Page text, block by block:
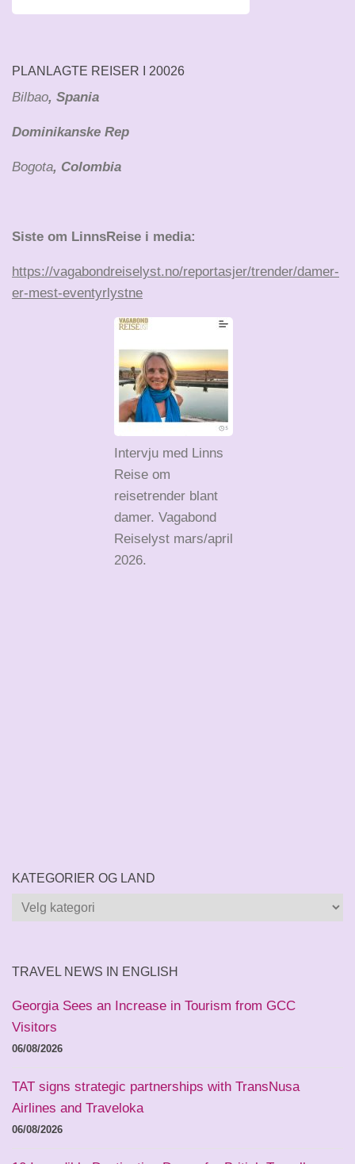
PLANLAGTE REISER I 20026
Bilbao, Spania
Dominikanske Rep
Bogota, Colombia
Siste om LinnsReise i media:
https://vagabondreiselyst.no/reportasjer/trender/damer-
er-mest-eventyrlystne
Intervju med Linns
Reise om
reisetrender blant
damer. Vagabond
Reiselyst mars/april
2026.
KATEGORIER OG LAND
Kategorier
TRAVEL NEWS IN ENGLISH
Georgia Sees an Increase in Tourism from GCC
Visitors
06/08/2026
TAT signs strategic partnerships with TransNusa
Airlines and Traveloka
06/08/2026